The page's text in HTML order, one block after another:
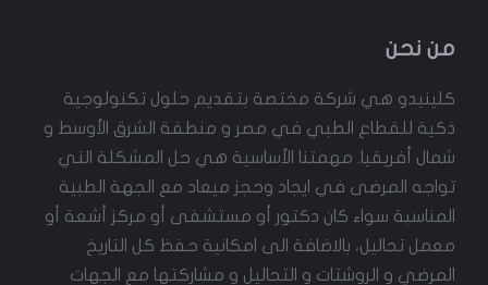
من نحن
كلينيدو هي شركة مختصة بتقديم حلول تكنولوجية
ذكية للقطاع الطبي في مصر و منطقة الشرق الأوسط و
شمال أفريقيا. مهمتنا الأساسية هي حل المشكلة التي
تواجه المرضى في ايجاد وحجز ميعاد مع الجهة الطبية
المناسبة سواء كان دكتور أو مستشفى أو مركز أشعة أو
معمل تحاليل، بالاضافة الى امكانية حفظ كل التاريخ
المرضي و الروشتات و التحاليل و مشاركتها مع الجهات